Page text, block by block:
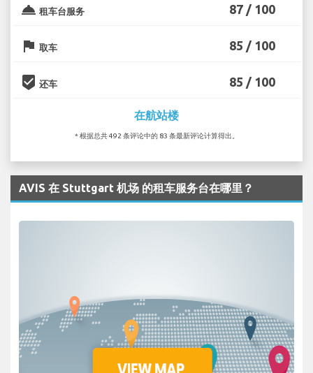
room_service 租车台服务 87 / 100
flag 取车 85 / 100
beenhere 还车 85 / 100
在航站楼
* 根据总共 492 条评论中的 83 条最新评论计算得出。
AVIS 在 Stuttgart 机场 的租车服务台在哪里？